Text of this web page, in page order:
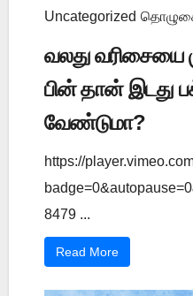
Uncategorized
வலது வரிசையை
பின் தான் இடது
வேண்டுமா?
https://
8479 ...
Read More